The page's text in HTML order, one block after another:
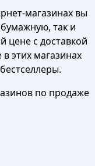
магазинах вы
так и
цене с доставкой
этих магазинах
по продаже